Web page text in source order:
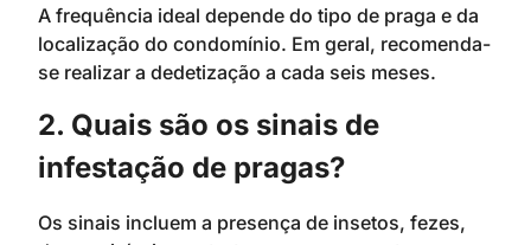
A frequência ideal depende do tipo de praga e da
localização do condomínio. Em geral, recomenda-
se realizar a dedetização a cada seis meses.
2. Quais são os sinais de
infestação de pragas?
Os sinais incluem a presença de insetos, fezes,